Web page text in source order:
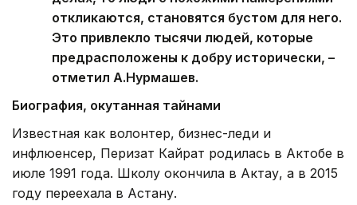
откликаются, становятся бустом для него.
Это привлекло тысячи людей, которые
предрасположены к добру исторически, –
отметил А.Нурмашев.
Биография, окутанная тайнами
Известная как волонтер, бизнес-леди и
инфлюенсер, Перизат Кайрат родилась в Актобе в
июле 1991 года. Школу окончила в Актау, а в 2015
году переехала в Астану.